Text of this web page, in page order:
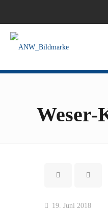
Weser-
19. Juni 2018